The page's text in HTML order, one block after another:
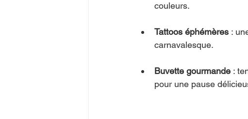
couleurs.
Tattoos éphémères :
carnavalesque.
Buvette gourmande :
pour une pause